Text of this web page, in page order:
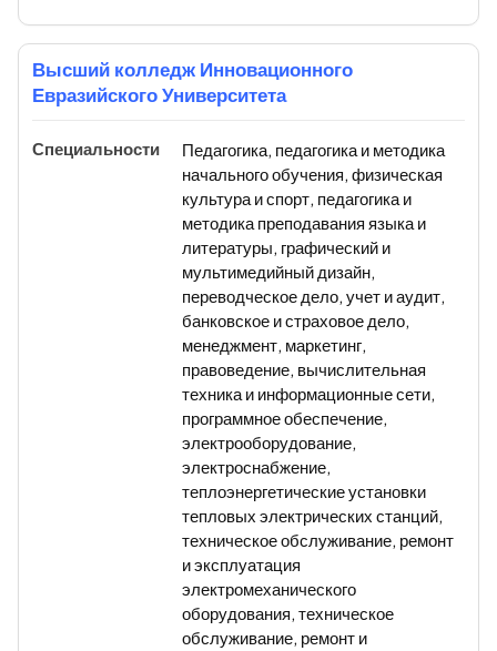
Высший колледж Инновационного
Евразийского Университета
Педагогика, педагогика и методика
начального обучения, физическая
культура и спорт, педагогика и
методика преподавания языка и
литературы, графический и
мультимедийный дизайн,
переводческое дело, учет и аудит,
банковское и страховое дело,
менеджмент, маркетинг,
правоведение, вычислительная
техника и информационные сети,
программное обеспечение,
электрооборудование,
электроснабжение,
теплоэнергетические установки
тепловых электрических станций,
техническое обслуживание, ремонт
и эксплуатация
электромеханического
оборудования, техническое
обслуживание, ремонт и